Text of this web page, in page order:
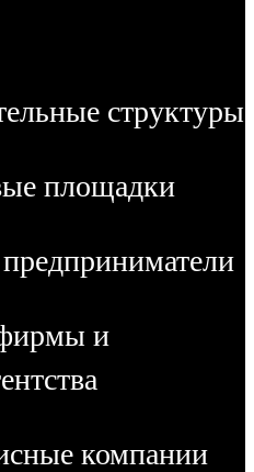
структуры
площадки
и
компании